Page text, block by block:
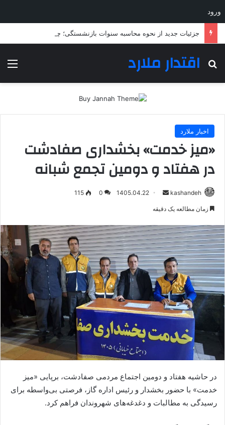
ورود
اقتدار ملارد
جستجو برای
اخبار ملارد
«میز خدمت» بخشداری صفادشت
در هفتاد و دومین تجمع شبانه
kashandeh
ارسال1405.04.22
0
115
زمان مطالعه یک دقیقه
در حاشیه هفتاد و دومین اجتماع مردمی صفادشت، برپایی «میز
خدمت» با حضور بخشدار و رئیس اداره گاز، فرصتی بی‌واسطه برای
رسیدگی به مطالبات و دغدغه‌های شهروندان فراهم کرد.